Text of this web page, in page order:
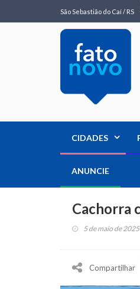
São Sebastião do Caí / RS
CIDADES
ANUNCIE
Cachorra
5 de maio de 2025
Compartilhar